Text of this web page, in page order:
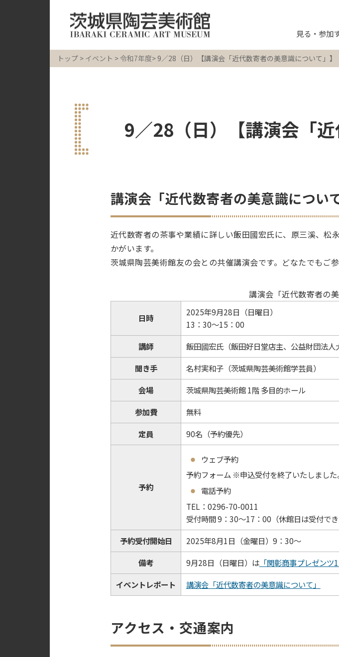
見る・参加
トップ > イベント > 令和7年度> 9／28（日）【講演会「近代数寄者の美意識について」】
9／28（日）【講演会「近
講演会「近代数寄者の美意識につい
近代数寄者の茶事や業績に詳しい飯田國宏氏に、原三溪、松
かがいます。
茨城県陶芸美術館友の会との共催講演会です。どなたでもご参
講演会「近代数寄者の
日時
2025年9月28日（日曜日）
13：30～15：00
講師
飯田國宏氏（飯田好日堂店主、公益財団法人
聞き手
名村実和子（茨城県陶芸美術館学芸員）
会場
茨城県陶芸美術館 1階 多目的ホール
参加費
無料
定員
90名（予約優先）
予約
ウェブ予約
予約フォーム ※申込受付を終了いたしました
電話予約
TEL：0296-70-0011
受付時間 9：30～17：00（休館日は受付でき
予約受付開始日
2025年8月1日（金曜日）9：30～
備考
9月28日（日曜日）は「関彰商事プレゼンツ1
イベントレポート
講演会「近代数寄者の美意識について」
アクセス・交通案内